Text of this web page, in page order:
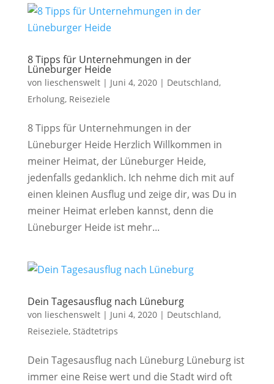
8 Tipps für Unternehmungen in der
Lüneburger Heide
von lieschenswelt| Juni 4, 2020| Deutschland,
Erholung, Reiseziele
8 Tipps für Unternehmungen in der
Lüneburger Heide Herzlich Willkommen in
meiner Heimat, der Lüneburger Heide,
jedenfalls gedanklich. Ich nehme dich mit auf
einen kleinen Ausflug und zeige dir, was Du in
meiner Heimat erleben kannst, denn die
Lüneburger Heide ist mehr...
Dein Tagesausflug nach Lüneburg
von lieschenswelt| Juni 4, 2020| Deutschland,
Reiseziele, Städtetrips
Dein Tagesausflug nach Lüneburg Lüneburg ist
immer eine Reise wert und die Stadt wird oft